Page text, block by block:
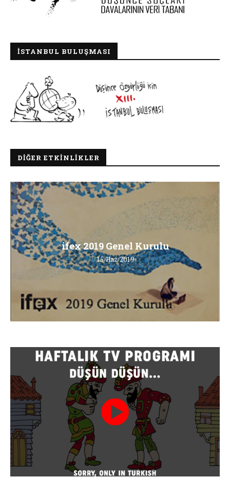
İSTANBUL BULUŞMASI
DIĞER ETKINLIKLER
ifex 2019 Genel Kurulu
15/Haz/2019